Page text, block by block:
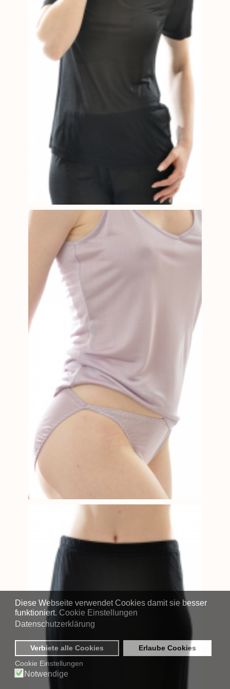
Diese Webseite verwendet Cookies damit sie besser
funktioniert. Cookie Einstellungen
Datenschutzerklärung
Verbiete alle Cookies
Erlaube Cookies
Cookie Einstellungen
Notwendige